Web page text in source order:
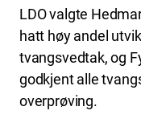
LDO valgte
hatt høy andel
tvangsvedtak, og
godkjent alle
overprøving.